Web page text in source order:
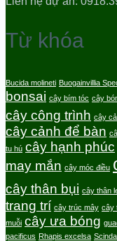
Từ khóa
Bucida molineti Buogainvillia
bonsai cây bím tóc cây
cây công trình cây
cây cảnh để bàn
tu hú cây hạnh phúc
may mắn cây móc điều
cây thân bụi cây thân
trang trí cây trúc mây cây
muỗi cây ưa bóng
pacificus Rhapis excelsa